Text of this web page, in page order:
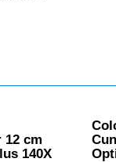
12 cm
140X